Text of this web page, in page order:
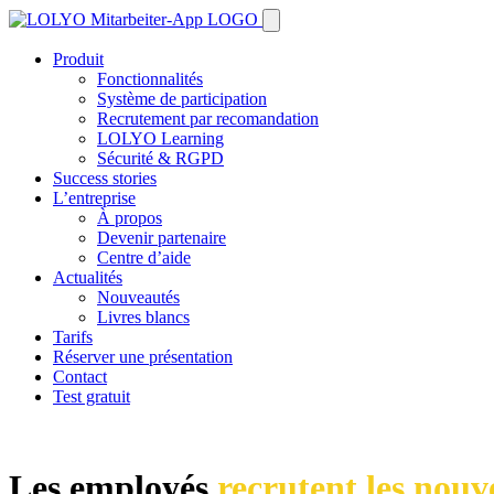
Produit
Fonctionnalités
Système de participation
Recrutement par recomandation
LOLYO Learning
Sécurité & RGPD
Success stories
L’entreprise
À propos
Devenir partenaire
Centre d’aide
Actualités
Nouveautés
Livres blancs
Tarifs
Réserver une présentation
Contact
Test gratuit